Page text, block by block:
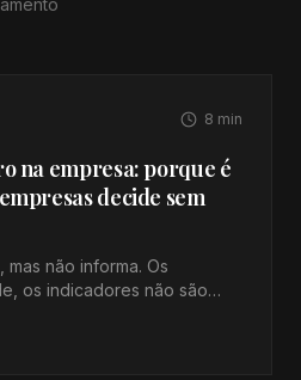
8 min
na empresa: porque é
decide sem
não informa. Os
os indicadores não são
real é outra coisa.